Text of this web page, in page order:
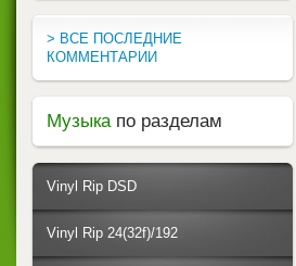
> ВСЕ ПОСЛЕДНИЕ
КОММЕНТАРИИ
Музыка по разделам
Vinyl Rip DSD
Vinyl Rip 24(32f)/192